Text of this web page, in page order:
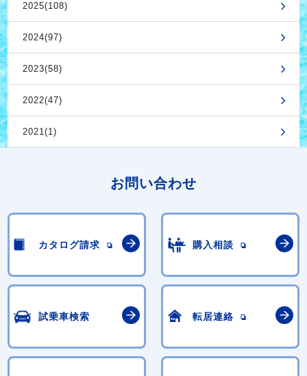
2025(108)
2024(97)
2023(58)
2022(47)
2021(1)
お問い合わせ
カタログ請求 購入相談
試乗車検索 転居連絡